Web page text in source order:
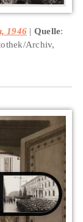
1946 Quelle:
Archiv,